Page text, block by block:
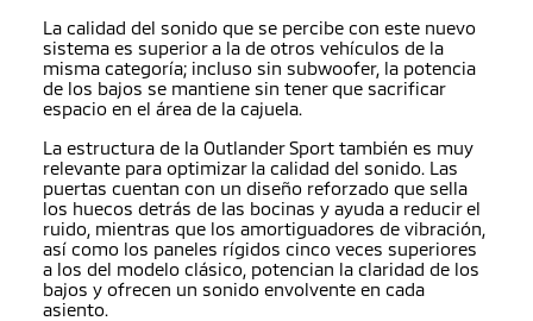
La calidad del sonido que se percibe con este nuevo
sistema es superior a la de otros vehículos de la
misma categoría; incluso sin subwoofer, la potencia
de los bajos se mantiene sin tener que sacrificar
espacio en el área de la cajuela.
La estructura de la Outlander Sport también es muy
relevante para optimizar la calidad del sonido. Las
puertas cuentan con un diseño reforzado que sella
los huecos detrás de las bocinas y ayuda a reducir el
ruido, mientras que los amortiguadores de vibración,
así como los paneles rígidos cinco veces superiores
a los del modelo clásico, potencian la claridad de los
bajos y ofrecen un sonido envolvente en cada
asiento.